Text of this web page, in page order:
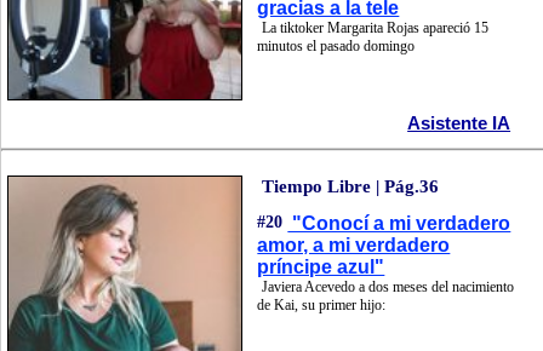
gracias a la tele
La tiktoker Margarita Rojas apareció 15
minutos el pasado domingo
Asistente IA
Tiempo Libre | Pág.36
#20 "Conocí a mi verdadero
amor, a mi verdadero
príncipe azul"
Javiera Acevedo a dos meses del nacimiento
de Kai, su primer hijo: